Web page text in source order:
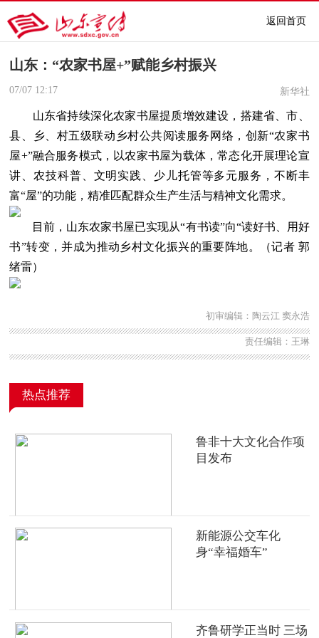
返回首页
山东：“农家书屋+”赋能乡村振兴
07/07 12:17 新华社
山东省持续深化农家书屋提质增效建设，搭建省、市、
县、乡、村五级联动乡村公共阅读服务网络，创新“农家书
屋+”融合服务模式，以农家书屋为载体，常态化开展理论宣
讲、农技科普、文明实践、少儿托管等多元服务，不断丰
富“屋”的功能，精准匹配群众生产生活与精神文化需求。
目前，山东农家书屋已实现从“有书读”向“读好书、用好
书”转变，并成为推动乡村文化振兴的重要阵地。（记者 郭
绪雷）
初审编辑：陶云江 窦永浩
责任编辑：王琳
热点推荐
鲁非十大文化合作项
目发布
新能源公交车化
身“幸福婚车”
齐鲁研学正当时 三场